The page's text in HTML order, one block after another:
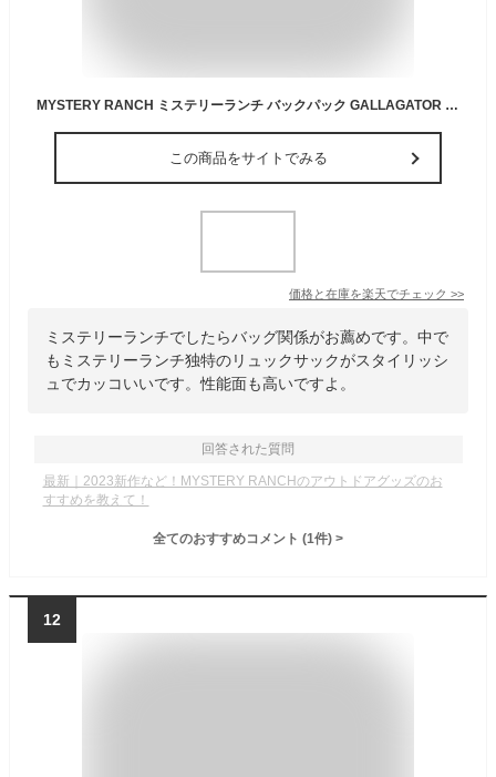
MYSTERY RANCH ミステリーランチ バックパック GALLAGATOR 19 ギャラゲーター 19L デイパック バッグ バック 鞄 カバン『送料無料（一部地域除く）』
この商品をサイトでみる
価格と在庫を楽天でチェック >>
ミステリーランチでしたらバッグ関係がお薦めです。中で
もミステリーランチ独特のリュックサックがスタイリッシ
ュでカッコいいです。性能面も高いですよ。
回答された質問
最新｜2023新作など！MYSTERY RANCHのアウトドアグッズのお
すすめを教えて！
全てのおすすめコメント (1件) >
12